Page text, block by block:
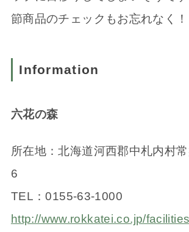
節商品のチェックもお忘れなく！
Information
六花の森
所在地：北海道河西郡中札内村
6
TEL：0155-63-1000
http://www.rokkatei.co.jp/